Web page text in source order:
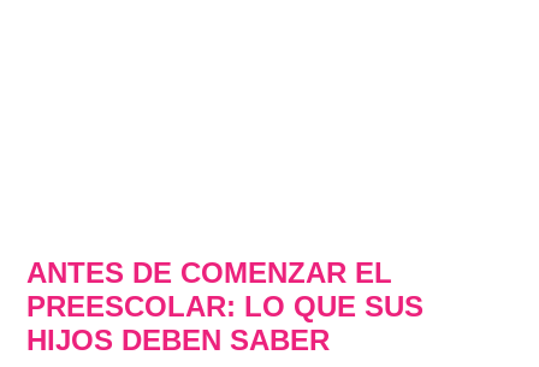
ANTES DE COMENZAR EL
PREESCOLAR: LO QUE SUS
HIJOS DEBEN SABER